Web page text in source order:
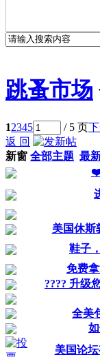
跳蚤市场
12345 / 5 页
返 回
新窗 全部主题 最
❤️
美国休斯
鞋子
免费
???? 升级
全美
美国论